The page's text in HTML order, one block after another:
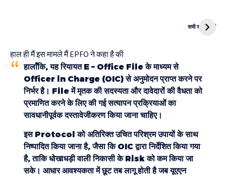
सभी स्टोरी देखें
Kanya Vivah
हाल ही मैं इस मामले मैं EPFO ने कहा है की
हालाँकि, यह रियायत E – Office File के माध्यम से
Officer in Charge (OIC) से अनुमोदन प्राप्त करने पर
निर्भर है। File में मृतक की सदस्यता और दावेदारों की वैधता को
प्रमाणित करने के लिए की गई सत्यापन प्रक्रियाओं का
सावधानीपूर्वक दस्तावेजीकरण किया जाना चाहिए।
इस Protocol को अतिरिक्त उचित परिश्रम उपायों के साथ
निष्पादित किया जाना है, जैसा कि OIC द्वारा निर्देशित किया गया
है, ताकि धोखाधड़ी वाली निकासी के Risk को कम किया जा
सके। आधार आवश्यकता में छूट तब लागू होती है जब यूएएन